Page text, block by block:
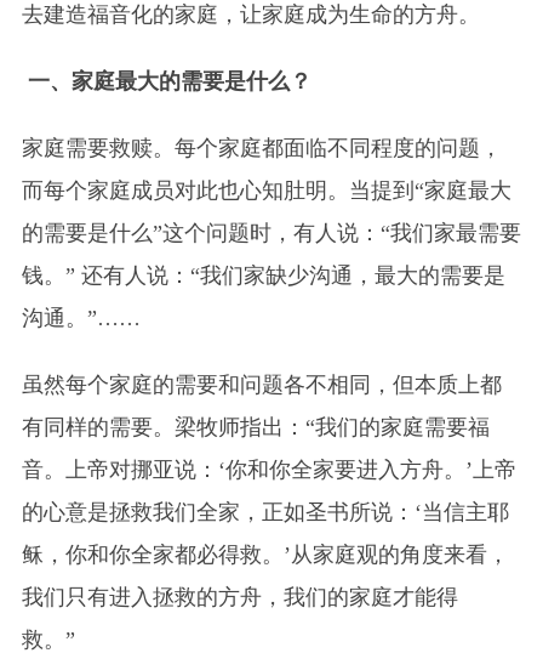
去建造福音化的家庭，让家庭成为生命的方舟。
一、家庭最大的需要是什么？
家庭需要救赎。每个家庭都面临不同程度的问题，
而每个家庭成员对此也心知肚明。当提到“家庭最大
的需要是什么”这个问题时，有人说：“我们家最需要
钱。” 还有人说：“我们家缺少沟通，最大的需要是
沟通。”……
虽然每个家庭的需要和问题各不相同，但本质上都
有同样的需要。梁牧师指出：“我们的家庭需要福
音。上帝对挪亚说：‘你和你全家要进入方舟。’上帝
的心意是拯救我们全家，正如圣书所说：‘当信主耶
稣，你和你全家都必得救。’从家庭观的角度来看，
我们只有进入拯救的方舟，我们的家庭才能得
救。”